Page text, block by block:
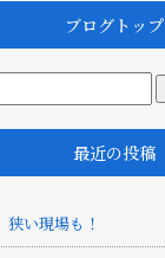
ブログトップ
最近の投稿
狭い現場も！